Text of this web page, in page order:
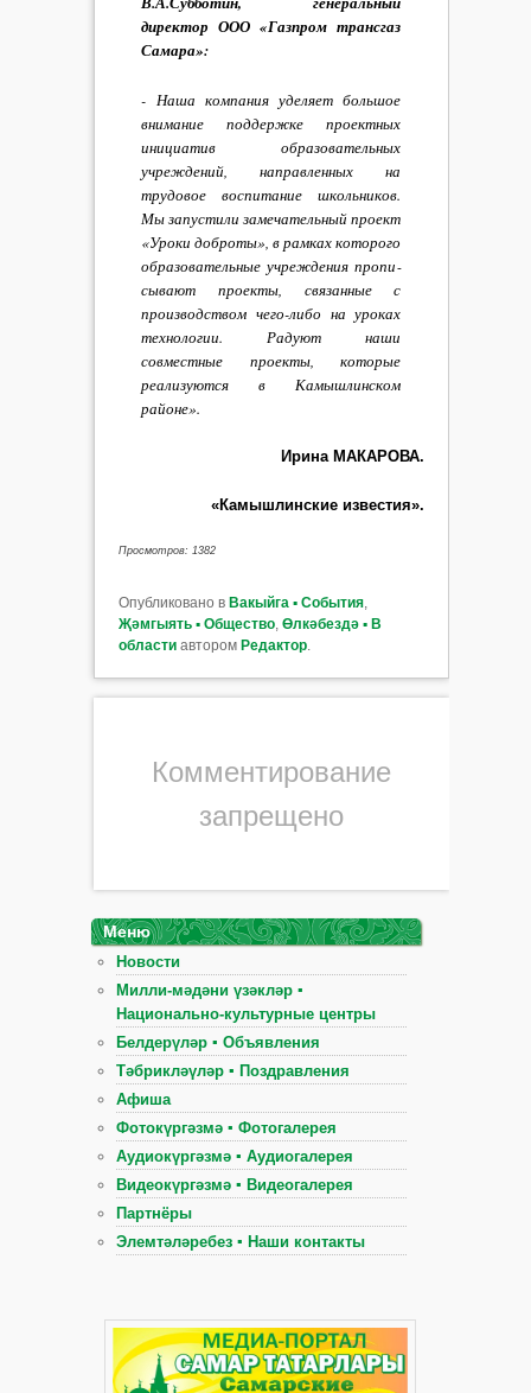
директор ООО «Газпром трансгаз
Самара»:
- Наша компания уделяет большое
внимание поддерж­ке проектных
инициатив об­разовательных
учреждений, направленных на
трудовое воспитание школьников.
Мы запустили замечательный проект
«Уроки доброты», в рамках которого
образова­тельные учреждения пропи­
сывают проекты, связанные с
производством чего-либо на уроках
технологии. Радуют наши
совместные проекты, которые
реализуются в Камышлинском
районе».
Ирина МАКАРОВА.
«Камышлинские известия».
Просмотров: 1382
Опубликовано в Вакыйга ▪ События,
Җәмгыять ▪ Общество, Өлкәбездә ▪ В
областиавтором Редактор.
Комментирование
запрещено
Меню
Новости
Милли-мәдәни үзәкләр ▪
Национально-культурные центры
Белдерүләр ▪ Объявления
Тәбрикләүләр ▪ Поздравления
Афиша
Фотокүргәзмә ▪ Фотогалерея
Аудиокүргәзмә ▪ Аудиогалерея
Видеокүргәзмә ▪ Видеогалерея
Партнёры
Элемтәләребез ▪ Наши контакты